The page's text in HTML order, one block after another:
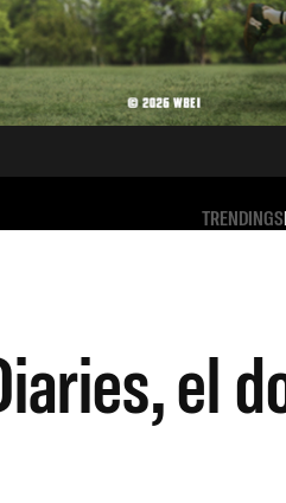
TRENDINGS
el